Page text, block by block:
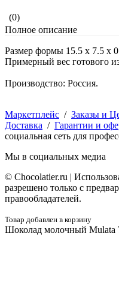
(0)
Полное описание
Размер формы 15.5 х 7.5 х
Примерный вес готового
Производство: Россия.
Маркетплейс / Заказы и
Доставка / Гарантии и
социальная сеть для
Мы в социальных медиа
© Сhocolatier.ru |
разрешено только с
правообладателей.
Товар добавлен в корзину
Шоколад молочный Mulata